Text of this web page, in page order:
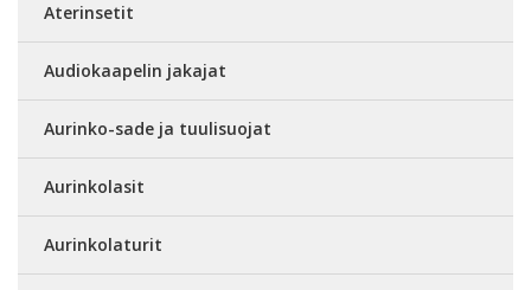
Aterinsetit
Audiokaapelin jakajat
Aurinko-sade ja tuulisuojat
Aurinkolasit
Aurinkolaturit